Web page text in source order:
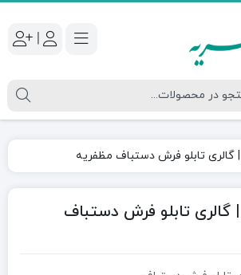
|
| گالری تابلو فرش دستباف مظفریه
گالری تابلو فرش دستباف